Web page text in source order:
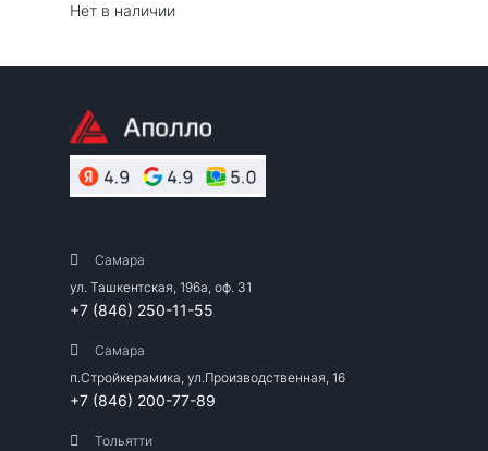
Нет в наличии
Самара
ул. Ташкентская, 196а, оф. 31
+7 (846) 250-11-55
Самара
п.Стройкерамика, ул.Производственная, 16
+7 (846) 200-77-89
Тольятти